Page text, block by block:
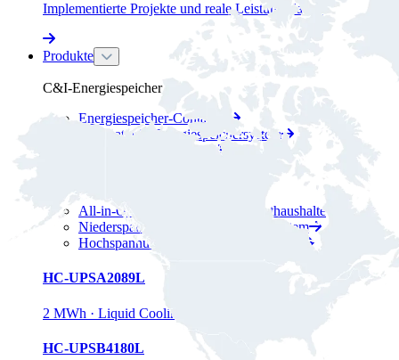
Implementierte Projekte und reale Leistungsdaten.
Produkte
C&I-Energiespeicher
Energiespeicher-Container
PV+Batterie-Energiespeichersystem
All-in-One-Batterie-ESS für Privathaushalte
Niederspannungs-Energiespeichersystem
Hochspannungs-Energiespeichersystem
HC-UPSA2089L
2 MWh · Liquid Cooling
HC-UPSB4180L